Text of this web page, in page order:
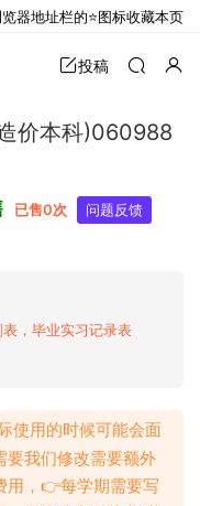
投稿
价本科)060988
已售0次
问题反馈
，毕业实习记录表
使用的时候可能会面
要我们修改需要额外
用，👉每学期需要写
器地址栏的⭐图标收藏本页